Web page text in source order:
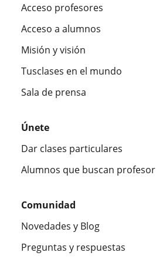
Acceso profesores
Acceso a alumnos
Misión y visión
Tusclases en el mundo
Sala de prensa
Únete
Dar clases particulares
Alumnos que buscan profesor
Comunidad
Novedades y Blog
Preguntas y respuestas